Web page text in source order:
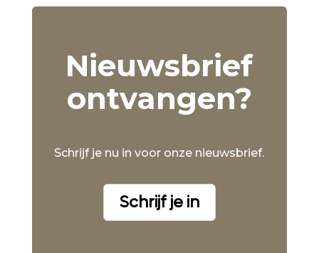
Nieuwsbrief
ontvangen?
Schrijf je nu in voor onze nieuwsbrief.
Schrijf je in